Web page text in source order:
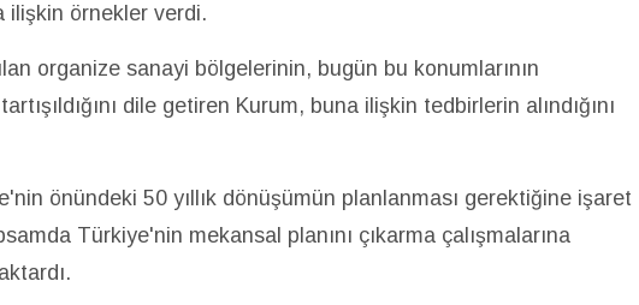
ilişkin örnekler verdi.
organize sanayi bölgelerinin, bugün bu konumlarının
dile getiren Kurum, buna ilişkin tedbirlerin alındığını
önündeki 50 yıllık dönüşümün planlanması gerektiğine işaret
Türkiye'nin mekansal planını çıkarma çalışmalarına